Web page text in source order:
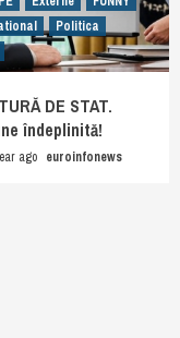
Politica
DE STAT.
îndeplinită!
ago euroinfonews